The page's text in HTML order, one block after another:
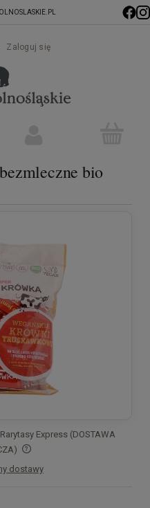
Zaloguj się
bio
Express (DOSTAWA
płatności
dostawy